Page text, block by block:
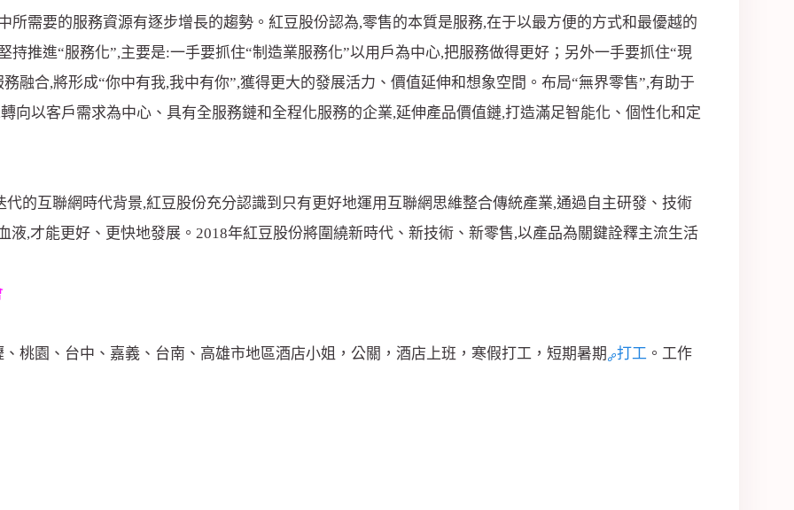
所需要的服務資源有逐步增長的趨勢。紅豆股份認為,零售的本質是服務,在于以最方便的方式和最優越的
推進“服務化”,主要是:一手要抓住“制造業服務化”以用戶為中心,把服務做得更好；另外一手要抓住“現
融合,將形成“你中有我,我中有你”,獲得更大的發展活力、價值延伸和想象空間。布局“無界零售”,有助于
向以客戶需求為中心、具有全服務鏈和全程化服務的企業,延伸產品價值鏈,打造滿足智能化、個性化和定
的互聯網時代背景,紅豆股份充分認識到只有更好地運用互聯網思維整合傳統產業,通過自主研發、技術
液,才能更好、更快地發展。2018年紅豆股份將圍繞新時代、新技術、新零售,以產品為關鍵詮釋主流生活
桃園、台中、嘉義、台南、高雄市地區酒店小姐，公關，酒店上班，寒假打工，短期暑期 打工 。工作